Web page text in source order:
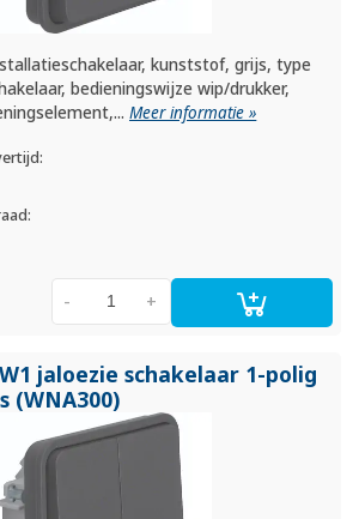
kunststof, grijs, type
bedieningswijze wip/drukker,
Meer informatie »
+
-
jaloezie schakelaar 1-polig
(WNA300)